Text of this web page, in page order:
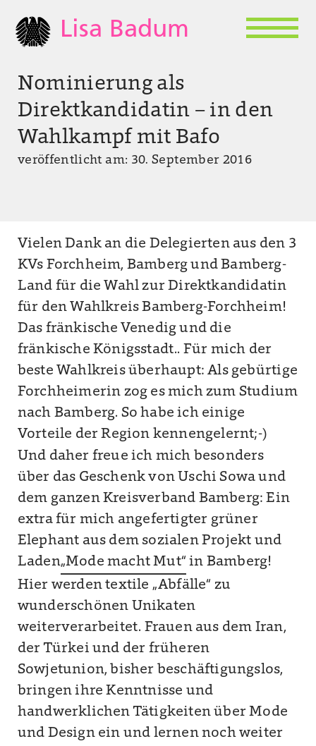
Lisa Badum
Nominierung als
Direktkandidatin – in den
Wahlkampf mit Bafo
veröffentlicht am: 30. September 2016
Vielen Dank an die Delegierten aus den 3
KVs Forchheim, Bamberg und Bamberg-
Land für die Wahl zur Direktkandidatin
für den Wahlkreis Bamberg-Forchheim!
Das fränkische Venedig und die
fränkische Königsstadt.. Für mich der
beste Wahlkreis überhaupt: Als gebürtige
Forchheimerin zog es mich zum Studium
nach Bamberg. So habe ich einige
Vorteile der Region kennengelernt;-)
Und daher freue ich mich besonders
über das Geschenk von Uschi Sowa und
dem ganzen Kreisverband Bamberg: Ein
extra für mich angefertigter grüner
Elephant aus dem sozialen Projekt und
Laden„Mode macht Mut“ in Bamberg!
Hier werden textile „Abfälle“ zu
wunderschönen Unikaten
weiterverarbeitet. Frauen aus dem Iran,
der Türkei und der früheren
Sowjetunion, bisher beschäftigungslos,
bringen ihre Kenntnisse und
handwerklichen Tätigkeiten über Mode
und Design ein und lernen noch weiter